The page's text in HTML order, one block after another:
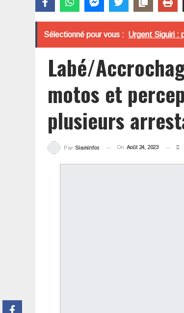
Sélectionné pour vous : Urgent Siguiri :
Labé/
motos et
plusieurs
Par Siaminfos On Août 24, 2023